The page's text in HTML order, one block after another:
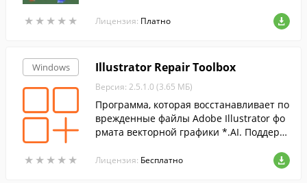
★ ★ ★ ★ ★
★ ★ ★ ★ ★ Лицензия: Платно
Windows
★ ★ ★ ★ ★
★ ★ ★ ★ ★
Illustrator Repair Toolbox
Версия: 2.5.1.0 (3.65 МБ)
Программа, которая восстанавливает по
врежденные файлы Adobe Illustrator фо
рмата векторной графики *.AI. Поддерж
ями Adobe Illustrator.
Лицензия: Бесплатно